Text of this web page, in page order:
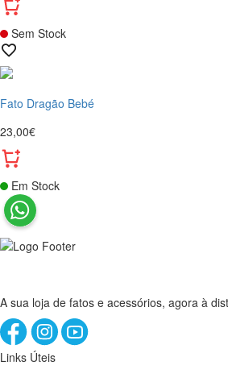
Sem Stock
Fato Dragão Bebé
23,00€
Em Stock
A sua loja de fatos e acessórios, agora à
Links Úteis